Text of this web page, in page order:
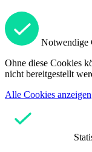
Notwendige
Ohne diese Cookies
nicht bereitgestellt
Alle Cookies anzeigen